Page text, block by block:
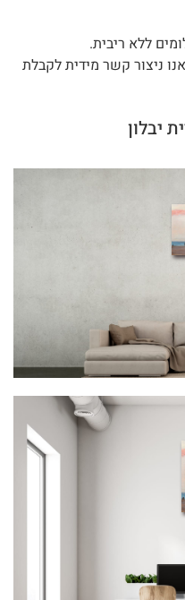
ניצור קשר מידית לקבלת
יבלון